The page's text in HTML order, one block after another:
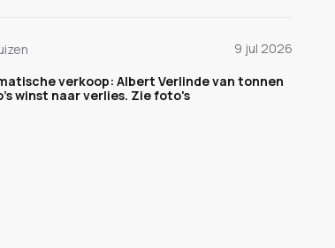
9 jul 2026
verkoop: Albert Verlinde van tonnen
winst naar verlies. Zie foto's